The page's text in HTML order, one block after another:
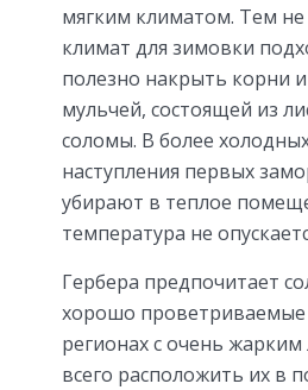
мягким климатом. Тем
климат для зимовки
полезно накрыть корни и
мульчей, состоящей из
соломы. В более
наступления первых
убирают в теплое
температура не
Гербера предпочитает
хорошо проветриваемые
регионах с очень
всего расположить их в